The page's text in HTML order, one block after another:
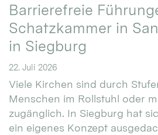
Barrierefreie
Schatzkammer in
in Siegburg
22. Juli 2026
Viele Kirchen sind durch
Menschen im Rollstuhl oder
zugänglich. In Siegburg hat
ein eigenes Konzept